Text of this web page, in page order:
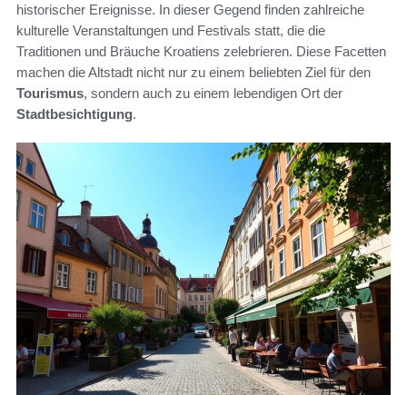
historischer Ereignisse. In dieser Gegend finden zahlreiche
kulturelle Veranstaltungen und Festivals statt, die die
Traditionen und Bräuche Kroatiens zelebrieren. Diese Facetten
machen die Altstadt nicht nur zu einem beliebten Ziel für den
Tourismus, sondern auch zu einem lebendigen Ort der
Stadtbesichtigung.